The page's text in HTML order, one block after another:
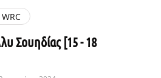
WRC
Σουηδίας [15 - 18